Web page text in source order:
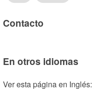
Contacto
En otros idiomas
Ver esta página en Inglés: